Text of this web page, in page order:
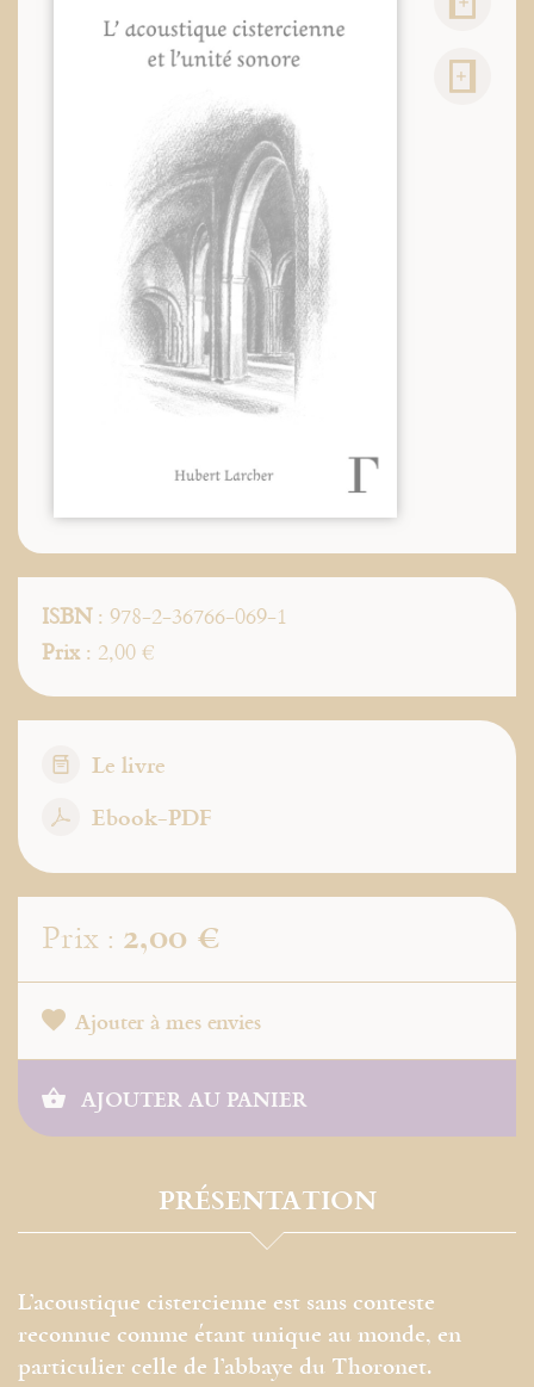
ISBN: 978-2-36766-069-1
Prix: 2,00 €
Le livre
Ebook-PDF
Prix : 2,00 €
Ajouter à mes envies
AJOUTER AU PANIER
PRÉSENTATION
L’acoustique cistercienne est sans conteste
reconnue comme étant unique au monde, en
particulier celle de l’abbaye du Thoronet.